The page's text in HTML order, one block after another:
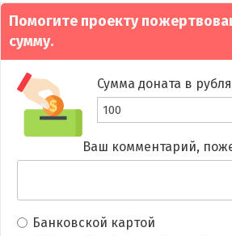
Помогите проекту
сумму.
Сумма доната в
Ваш комментарий,
Банковской картой